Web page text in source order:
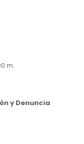
m.
y Denuncia